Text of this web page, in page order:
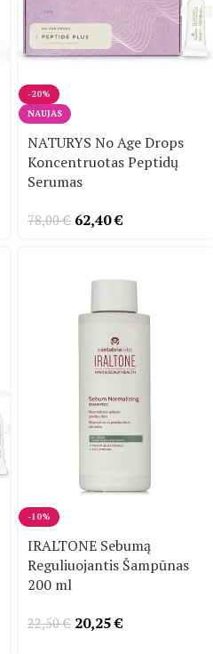
-20%
NAUJAS
NATURYS No Age Drops
Koncentruotas Peptidų
Serumas
78,00€ 62,40€
-10%
IRALTONE Sebumą
Reguliuojantis Šampūnas
200 ml
22,50€ 20,25€